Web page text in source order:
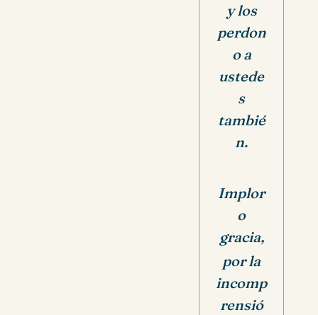
y los
perdon
o a
ustede
s
tambié
n.
Implor
o
gracia,
por la
incomp
rensió